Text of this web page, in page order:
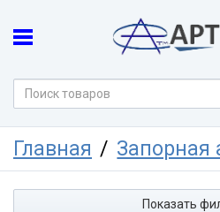
Главная Запорная
Показать